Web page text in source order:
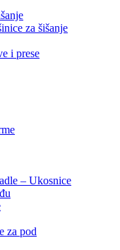
za šišanje
i prese
– Ukosnice
za pod